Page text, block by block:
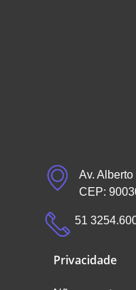
Av.
CEP:
51
Privacidade